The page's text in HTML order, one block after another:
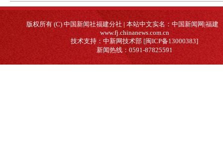
版权所有 (C) 中国新闻社福建分社 | 本站中文实名：中国新闻网|福建
www.fj.chinanews.com.cn
技术支持：中新网技术部 [闽ICP备13000383]
新闻热线：0591-87825591